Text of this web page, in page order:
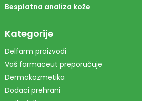
Besplatna analiza kože
Kategorije
Delfarm proizvodi
Vaš farmaceut preporučuje
Dermokozmetika
Dodaci prehrani